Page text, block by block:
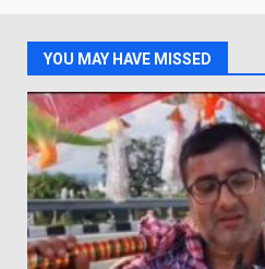
YOU MAY HAVE MISSED